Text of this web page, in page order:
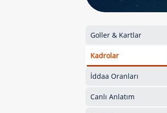
Goller & Kartlar
Kadrolar
İddaa Oranları
Canlı Anlatım